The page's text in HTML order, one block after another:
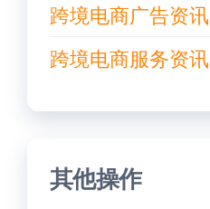
跨境电商广告资讯
跨境电商服务资讯
其他操作